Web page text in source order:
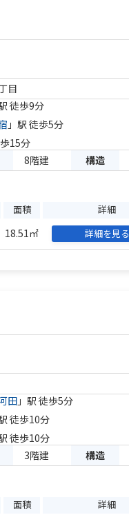
目
徒歩9分
」駅 徒歩5分
15分
8階建 構造
面積 詳細
18.51㎡ 詳細を見る
田 」駅 徒歩5分
徒歩10分
徒歩10分
3階建 構造
面積 詳細